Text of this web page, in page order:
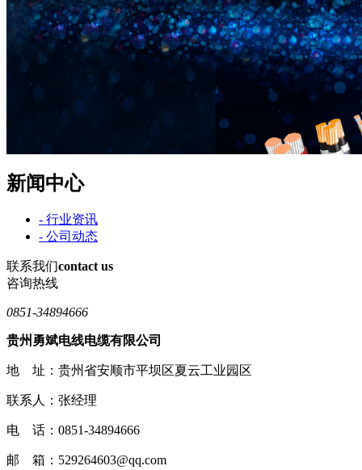
新闻中心
- 行业资讯
- 公司动态
联系我们contact us
咨询热线
0851-34894666
贵州勇斌电线电缆有限公司
地 址：贵州省安顺市平坝区夏云工业园区
联系人：张经理
电 话：0851-34894666
邮 箱：529264603@qq.com